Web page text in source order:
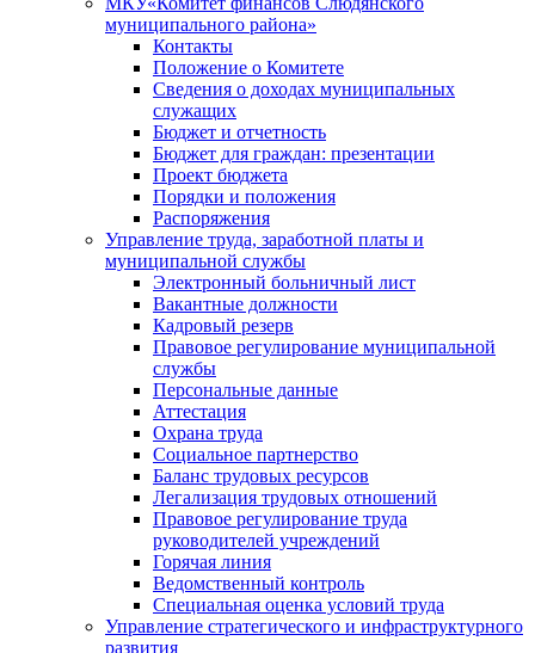
муниципального района»
Контакты
Положение о Комитете
Сведения о доходах муниципальных
служащих
Бюджет и отчетность
Бюджет для граждан: презентации
Проект бюджета
Порядки и положения
Распоряжения
Управление труда, заработной платы и
муниципальной службы
Электронный больничный лист
Вакантные должности
Кадровый резерв
Правовое регулирование муниципальной
службы
Персональные данные
Аттестация
Охрана труда
Социальное партнерство
Баланс трудовых ресурсов
Легализация трудовых отношений
Правовое регулирование труда
руководителей учреждений
Горячая линия
Ведомственный контроль
Специальная оценка условий труда
Управление стратегического и инфраструктурного
развития